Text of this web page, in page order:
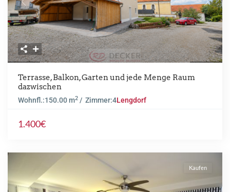
Previous Next
Terrasse, Balkon, Garten und jede Menge Raum
dazwischen
Wohnfl.:150.00 m2 / Zimmer:4Lengdorf
1.400€
Kaufen